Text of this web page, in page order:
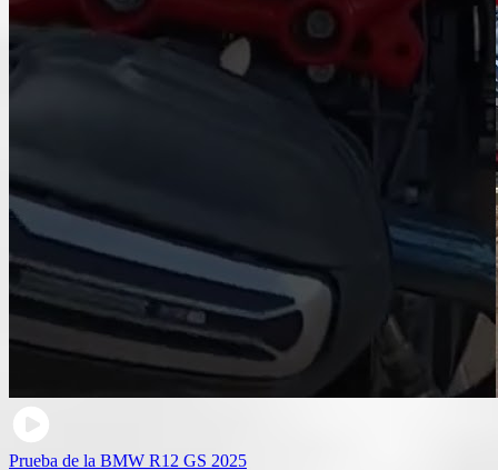
Prueba de la BMW R12 GS 2025